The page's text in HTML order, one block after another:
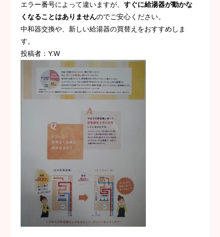
エラー番号によって違いますが、すぐに給湯器が動かな
くなることはありませんのでご安心ください。
中和器交換や、新しい給湯器の買替えをおすすめしま
す。
投稿者：Y.W